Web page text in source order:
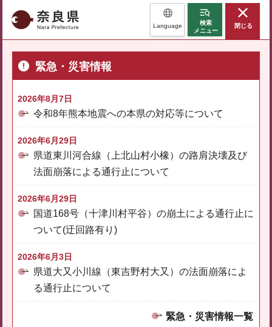
奈良県 Language
検索
メニュー
閉じる
緊急・災害情報
2026年8月7日
令和8年熊本地震への本県の対応等について
2026年6月29日
県道東川河合線（上北山村小橡）の路肩決壊及び
法面崩落による通行止について
2026年6月29日
国道168号（十津川村平谷）の崩土による通行止に
ついて(迂回路有り)
2026年6月3日
県道大又小川線（東吉野村大又）の法面崩落によ
る通行止について
緊急・災害情報一覧